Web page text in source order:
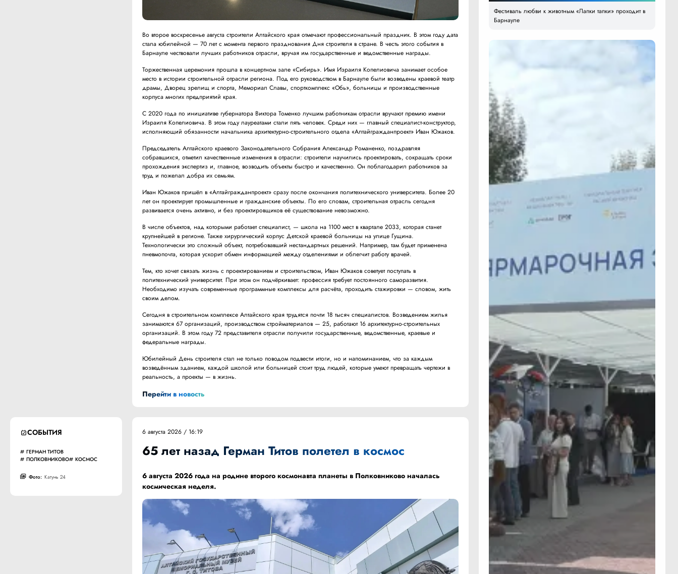
Во второе воскресенье августа строители Алтайского края отмечают профессиональный праздник. В этом году дата
стала юбилейной — 70 лет с момента первого празднования Дня строителя в стране. В честь этого события в
Барнауле чествовали лучших работников отрасли, вручая им государственные и ведомственные награды.
Торжественная церемония прошла в концертном зале «Сибирь». Имя Израиля Копелиовича занимает особое
место в истории строительной отрасли региона. Под его руководством в Барнауле были возведены краевой театр
драмы, Дворец зрелищ и спорта, Мемориал Славы, спорткомплекс «Обь», больницы и производственные
корпуса многих предприятий края.
С 2020 года по инициативе губернатора Виктора Томенко лучшим работникам отрасли вручают премию имени
Израиля Копелиовича. В этом году лауреатами стали пять человек. Среди них — главный специалист-конструктор,
исполняющий обязанности начальника архитектурно-строительного отдела «Алтайгражданпроект» Иван Южаков.
Председатель Алтайского краевого Законодательного Собрания Александр Романенко, поздравляя
собравшихся, отметил качественные изменения в отрасли: строители научились проектировать, сокращать сроки
прохождения экспертиз и, главное, возводить объекты быстро и качественно. Он поблагодарил работников за
труд и пожелал добра их семьям.
Иван Южаков пришёл в «Алтайгражданпроект» сразу после окончания политехнического университета. Более 20
лет он проектирует промышленные и гражданские объекты. По его словам, строительная отрасль сегодня
развивается очень активно, и без проектировщиков её существование невозможно.
В числе объектов, над которыми работает специалист, — школа на 1100 мест в квартале 2033, которая станет
крупнейшей в регионе. Также хирургический корпус Детской краевой больницы на улице Гущина.
Технологически это сложный объект, потребовавший нестандартных решений. Например, там будет применена
пневмопочта, которая ускорит обмен информацией между отделениями и облегчит работу врачей.
Тем, кто хочет связать жизнь с проектированием и строительством, Иван Южаков советует поступать в
политехнический университет. При этом он подчёркивает: профессия требует постоянного саморазвития.
Необходимо изучать современные программные комплексы для расчёта, проходить стажировки — словом, жить
своим делом.
Сегодня в строительном комплексе Алтайского края трудятся почти 18 тысяч специалистов. Возведением жилья
занимаются 67 организаций, производством стройматериалов — 25, работают 16 архитектурно-строительных
организаций. В этом году 72 представителя отрасли получили государственные, ведомственные, краевые и
федеральные награды.
Юбилейный День строителя стал не только поводом подвести итоги, но и напоминанием, что за каждым
возведённым зданием, каждой школой или больницей стоит труд людей, которые умеют превращать чертежи в
реальность, а проекты — в жизнь.
Перейти в новость
СОБЫТИЯ
ГЕРМАН ТИТОВ
ПОЛКОВНИКОВО
КОСМОС
Фото: Катунь 24
6 августа 2026 / 16:19
65 лет назад Герман Титов полетел в космос
6 августа 2026 года на родине второго космонавта планеты в Полковниково началась
космическая неделя.
Фестиваль любви к животным «Лапки тапки» проходит в
Барнауле